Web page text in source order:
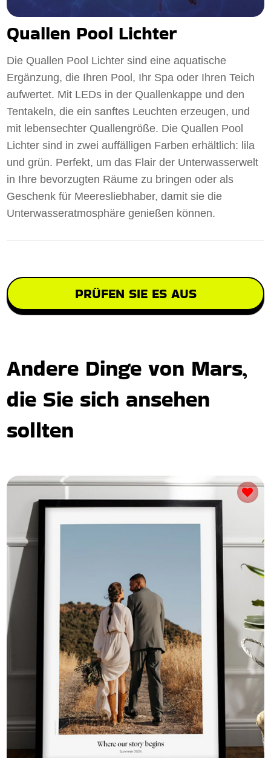
Quallen Pool Lichter
Die Quallen Pool Lichter sind eine aquatische
Ergänzung, die Ihren Pool, Ihr Spa oder Ihren Teich
aufwertet. Mit LEDs in der Quallenkappe und den
Tentakeln, die ein sanftes Leuchten erzeugen, und
mit lebensechter Quallengröße. Die Quallen Pool
Lichter sind in zwei auffälligen Farben erhältlich: lila
und grün. Perfekt, um das Flair der Unterwasserwelt
in Ihre bevorzugten Räume zu bringen oder als
Geschenk für Meeresliebhaber, damit sie die
Unterwasseratmosphäre genießen können.
PRÜFEN SIE ES AUS
Andere Dinge von Mars,
die Sie sich ansehen
sollten